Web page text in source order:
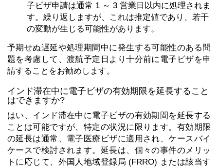
子ビザ申請は通常 1 ～ 3 営業日以内に処理されま
す。繰り返しますが、これは推定値であり、若干
の変動が生じる可能性があります。
予期せぬ遅延や処理期間中に発生する可能性のある問
題を考慮して、渡航予定日より十分前に電子ビザを申
請することをお勧めします。
インド滞在中に電子ビザの有効期限を延長すること
はできますか?
はい、インド滞在中に電子ビザの有効期間を延長する
ことは可能ですが、特定の状況に限ります。有効期限
の延長は通常、電子医療ビザに適用され、ケースバイ
ケースで検討されます。延長は、個々の事件のメリッ
トに応じて、外国人地域登録局 (FRRO) または該当す